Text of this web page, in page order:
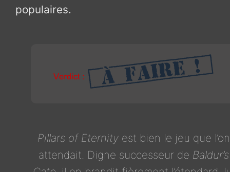
populaires.
Pillars of Eternityest bien le jeu que l’on
attendait. Digne successeur de Baldur’s